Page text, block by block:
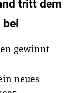
tritt dem
bei
gewinnt
neues